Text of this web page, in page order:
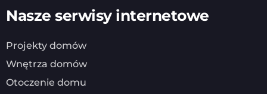
Nasze serwisy internetowe
Projekty domów
Wnętrza domów
Otoczenie domu